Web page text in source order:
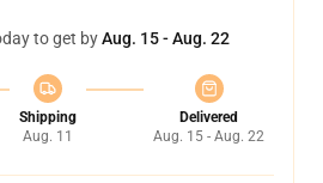
to get byAug. 15 - Aug. 22
Shipping
Aug. 11
Delivered
Aug. 15 - Aug. 22